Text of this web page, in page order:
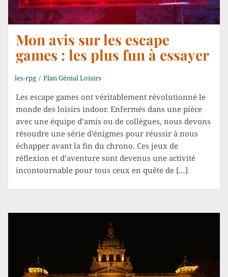
Mon avis sur les escape
games : les plus fun à essayer
les-rpg Plan Génial Loisirs
Les escape games ont véritablement révolutionné le
monde des loisirs indoor. Enfermés dans une pièce
avec une équipe d’amis ou de collègues, nous devons
résoudre une série d’énigmes pour réussir à nous
échapper avant la fin du chrono. Ces jeux de
réflexion et d’aventure sont devenus une activité
incontournable pour tous ceux en quête de […]